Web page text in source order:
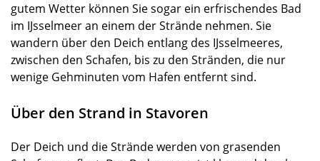
gutem Wetter können Sie sogar ein erfrischendes Bad
im IJsselmeer an einem der Strände nehmen. Sie
wandern über den Deich entlang des IJsselmeeres,
zwischen den Schafen, bis zu den Stränden, die nur
wenige Gehminuten vom Hafen entfernt sind.
Über den Strand in Stavoren
Der Deich und die Strände werden von grasenden